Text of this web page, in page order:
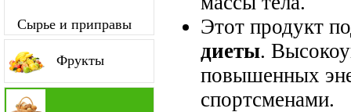
Сырье и приправы
Фрукты
Этот продукт
диеты.
повышенных
спортсменами.